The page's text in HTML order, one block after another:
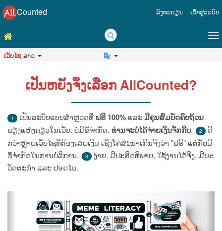
Counted ລົງ​ທະ​ບຽນ ເຂົ້າ​ສູ່​ລະ​ບົບ
ເວັບ​ໄຊ ລາວ
ເປັນ​ຫຍັງ​ຈຶ່ງ​ເລືອກ​ AllCounted?
1 ເປັນ​ລະ​ບົບ​ແບບ​ສຳ​ຫຼວດ​ທີ່​ຟຣີ​ 100% ແລະ​ມີ​ຄຸນ​ສົມ​ບັດ​ຄົບ​ຖ້ວນ
ພຽງ​ແຫ່ງ​ດຽວ​ໃນ​ເວັບ. ບໍ່​ມີ​ຂໍ້​ຈຳ​ກັດ. ທ່ານ​ຈະ​ບໍ່​ໄດ້​ຈ່າຍ​ເງິນ​ຈັກ​ກີບ. 2
ດີ​
ກວ່າ​ຫຼາຍ​ເວັບ​ໄຊ​ທີ່​ຕ້ອງ​ເສຍ​ເງິນ​ ເຊິ່ງ​ໂຄ​ສະ​ນາ​ເກີນ​ຈິງ​ວ່າ​ "ຟຣີ"​ ແຕ່​ກັບ​ມີ​
ຂໍ້​ຈຳ​ກັດ​ໃນ​ການ​ບໍ​ລິ​ການ.
3
ງ່າຍ,​ ມີ​ປະ​ສິດ​ທິ​ພາບ,​ ໃຊ້​ງານ​ໄດ້​ຈິງ,​ ມີ​ນະ​
ວັດ​ຕະ​ກຳ​ ແລະ​ ປອດ​ໄພ.
ກ່ອນ​ ຖັ